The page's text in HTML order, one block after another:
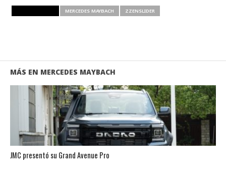
MERCEDES MAYBACH ZZENSLIDER
MÁS EN MERCEDES MAYBACH
JMC presentó su Grand Avenue Pro